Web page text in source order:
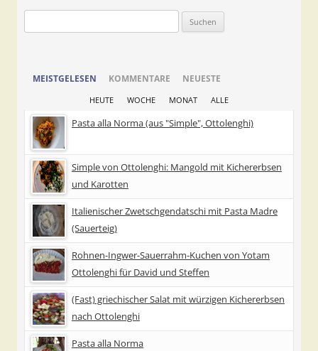
nach:
MEISTGELESEN KOMMENTARE NEUESTE
HEUTE WOCHE MONAT ALLE
Pasta alla Norma (aus "Simple", Ottolenghi)
Simple von Ottolenghi: Mangold mit Kichererbsen
und Karotten
Italienischer Zwetschgendatschi mit Pasta Madre
(Sauerteig)
Rohnen-Ingwer-Sauerrahm-Kuchen von Yotam
Ottolenghi für David und Steffen
(Fast) griechischer Salat mit würzigen Kichererbsen
nach Ottolenghi
Pasta alla Norma